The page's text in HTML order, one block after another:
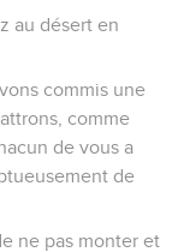
au désert en
commis une
comme
de vous a
de
ne pas monter et